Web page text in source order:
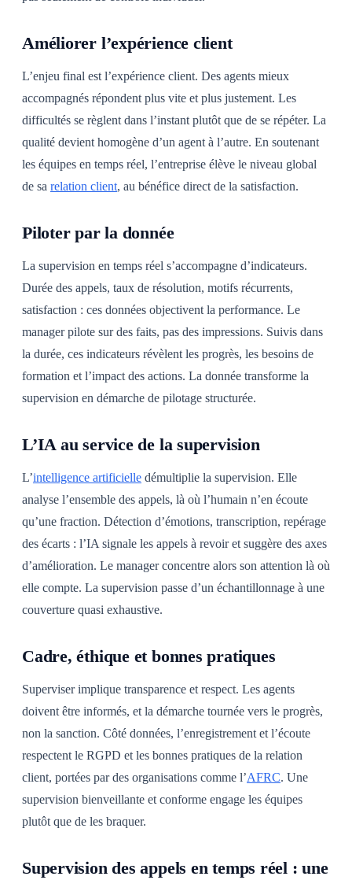
Améliorer l’expérience client
L’enjeu final est l’expérience client. Des agents mieux
accompagnés répondent plus vite et plus justement. Les
difficultés se règlent dans l’instant plutôt que de se répéter. La
qualité devient homogène d’un agent à l’autre. En soutenant
les équipes en temps réel, l’entreprise élève le niveau global
de sa relation client, au bénéfice direct de la satisfaction.
Piloter par la donnée
La supervision en temps réel s’accompagne d’indicateurs.
Durée des appels, taux de résolution, motifs récurrents,
satisfaction : ces données objectivent la performance. Le
manager pilote sur des faits, pas des impressions. Suivis dans
la durée, ces indicateurs révèlent les progrès, les besoins de
formation et l’impact des actions. La donnée transforme la
supervision en démarche de pilotage structurée.
L’IA au service de la supervision
L’intelligence artificielle démultiplie la supervision. Elle
analyse l’ensemble des appels, là où l’humain n’en écoute
qu’une fraction. Détection d’émotions, transcription, repérage
des écarts : l’IA signale les appels à revoir et suggère des axes
d’amélioration. Le manager concentre alors son attention là où
elle compte. La supervision passe d’un échantillonnage à une
couverture quasi exhaustive.
Cadre, éthique et bonnes pratiques
Superviser implique transparence et respect. Les agents
doivent être informés, et la démarche tournée vers le progrès,
non la sanction. Côté données, l’enregistrement et l’écoute
respectent le RGPD et les bonnes pratiques de la relation
client, portées par des organisations comme l’AFRC. Une
supervision bienveillante et conforme engage les équipes
plutôt que de les braquer.
Supervision des appels en temps réel : une